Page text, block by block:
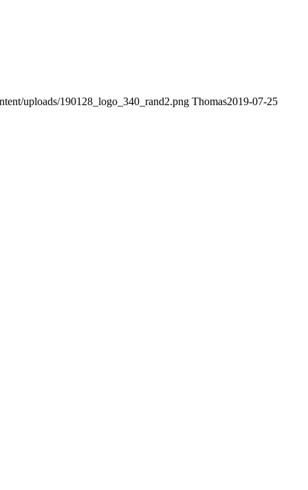
uploads/190128_logo_340_rand2.png Thomas2019-07-25